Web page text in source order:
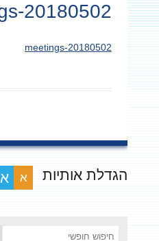
20180502-meetings
20180502-meetings
הגדלת אותיות א א